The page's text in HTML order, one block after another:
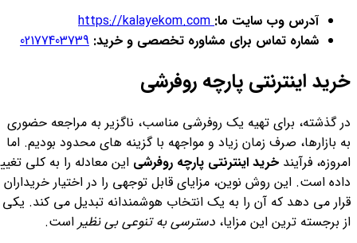
آدرس وب سایت ما:https://kalayekom.com
شماره تماس برای مشاوره تخصصی و خرید: 02177403739
خرید اینترنتی پارچه روفرشی
در گذشته، برای تهیه یک روفرشی مناسب، ناگزیر به مراجعه حضوری
به بازارها، صرف زمان زیاد و مواجهه با گزینه های محدود بودیم. اما
امروزه، فرآیند خرید اینترنتی پارچه روفرشی این معادله را به کلی
داده است. این روش نوین، مزایای قابل توجهی را در اختیار خریداران
قرار می دهد که آن را به یک انتخاب هوشمندانه تبدیل می کند. یکی
از برجسته ترین این مزایا، دسترسی به تنوعی بی نظیر است.